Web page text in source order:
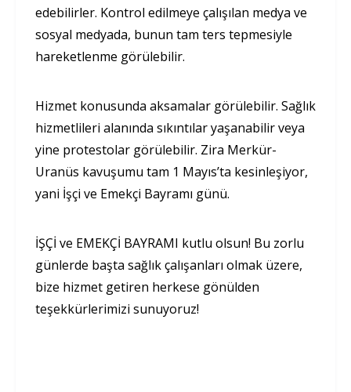
edebilirler. Kontrol edilmeye çalışılan medya ve
sosyal medyada, bunun tam ters tepmesiyle
hareketlenme görülebilir.
Hizmet konusunda aksamalar görülebilir. Sağlık
hizmetlileri alanında sıkıntılar yaşanabilir veya
yine protestolar görülebilir. Zira Merkür-
Uranüs kavuşumu tam 1 Mayıs’ta kesinleşiyor,
yani İşçi ve Emekçi Bayramı günü.
İŞÇİ ve EMEKÇİ BAYRAMI kutlu olsun! Bu zorlu
günlerde başta sağlık çalışanları olmak üzere,
bize hizmet getiren herkese gönülden
teşekkürlerimizi sunuyoruz!